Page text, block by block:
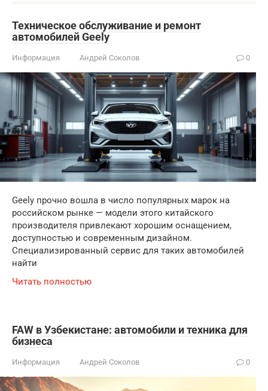
Техническое обслуживание и ремонт
автомобилей Geely
Информация Андрей Соколов 0
Geely прочно вошла в число популярных марок на
российском рынке — модели этого китайского
производителя привлекают хорошим оснащением,
доступностью и современным дизайном.
Специализированный сервис для таких автомобилей
найти
Читать полностью
FAW в Узбекистане: автомобили и техника для
бизнеса
Информация Андрей Соколов 0